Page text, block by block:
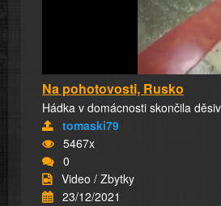
Na pohotovosti, Rusko
Hádka v domácnosti skončila
tomaski79
5467x
0
Video / Zbytky
23/12/2021